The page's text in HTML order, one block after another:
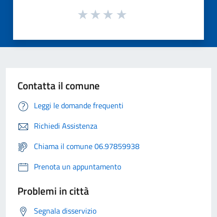
Contatta il comune
Leggi le domande frequenti
Richiedi Assistenza
Chiama il comune 06.97859938
Prenota un appuntamento
Problemi in città
Segnala disservizio